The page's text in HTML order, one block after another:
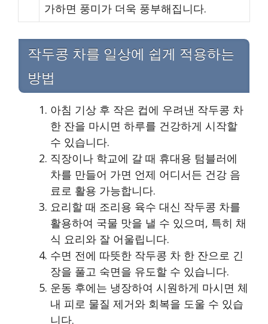
가하면 풍미가 더욱 풍부해집니다.
작두콩 차를 일상에 쉽게 적용하는
방법
아침 기상 후 작은 컵에 우려낸 작두콩 차
한 잔을 마시면 하루를 건강하게 시작할
수 있습니다.
직장이나 학교에 갈 때 휴대용 텀블러에
차를 만들어 가면 언제 어디서든 건강 음
료로 활용 가능합니다.
요리할 때 조리용 육수 대신 작두콩 차를
활용하여 국물 맛을 낼 수 있으며, 특히 채
식 요리와 잘 어울립니다.
수면 전에 따뜻한 작두콩 차 한 잔으로 긴
장을 풀고 숙면을 유도할 수 있습니다.
운동 후에는 냉장하여 시원하게 마시면 체
내 피로 물질 제거와 회복을 도울 수 있습
니다.